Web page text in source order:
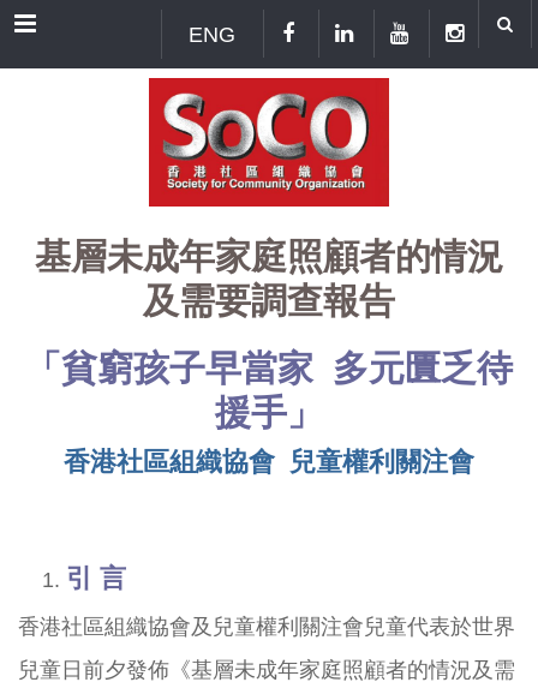
Menu ENG
基層未成年家庭照顧者的情況
及需要調查報告
「貧窮孩子早當家 多元匱乏待
援手」
香港社區組織協會 兒童權利關注會
引 言
香港社區組織協會及兒童權利關注會兒童代表於世界
兒童日前夕發佈《基層未成年家庭照顧者的情況及需